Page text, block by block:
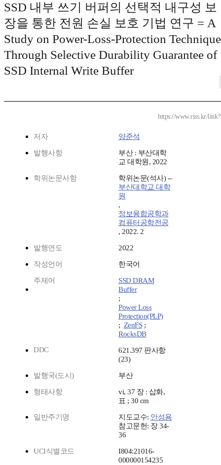
SSD 내부 쓰기 버퍼의 선택적 내구성 보
장을 통한 전원 손실 보호 기법 연구 = A
Study on Power-Loss-Protection Technique
Through Selective Durability Guarantee of
SSD Internal Write Buffer
https://www.riss.kr/
저자 양준석
발행사항
부산 : 부산대학
교 대학원, 2022
학위논문사항
학위논문(석사) --
부산대학교 대학
원
,
정보융합공학과
컴퓨터공학전공
, 2022. 2
발행연도 2022
작성언어 한국어
주제어
SSD DRAM
Buffer
;
Power Loss
Protection(PLP)
; ZenFS;
RocksDB
DDC
621.397 판사항
(23)
발행국(도시) 부산
형태사항
vi, 37 장 : 삽화,
표 ; 30 cm
일반주기명 지도교수: 안성용
참고문헌: 장 34-
36
UCI식별코드
I804:21016-
000000154235